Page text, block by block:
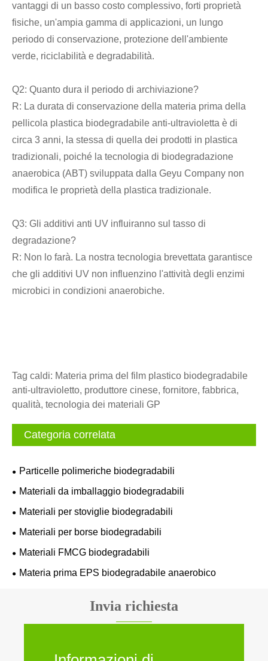
vantaggi di un basso costo complessivo, forti proprietà
fisiche, un'ampia gamma di applicazioni, un lungo
periodo di conservazione, protezione dell'ambiente
verde, riciclabilità e degradabilità.
Q2: Quanto dura il periodo di archiviazione?
R: La durata di conservazione della materia prima della
pellicola plastica biodegradabile anti-ultravioletta è di
circa 3 anni, la stessa di quella dei prodotti in plastica
tradizionali, poiché la tecnologia di biodegradazione
anaerobica (ABT) sviluppata dalla Geyu Company non
modifica le proprietà della plastica tradizionale.
Q3: Gli additivi anti UV influiranno sul tasso di
degradazione?
R: Non lo farà. La nostra tecnologia brevettata garantisce
che gli additivi UV non influenzino l'attività degli enzimi
microbici in condizioni anaerobiche.
Tag caldi: Materia prima del film plastico biodegradabile
anti-ultravioletto, produttore cinese, fornitore, fabbrica,
qualità, tecnologia dei materiali GP
Categoria correlata
Particelle polimeriche biodegradabili
Materiali da imballaggio biodegradabili
Materiali per stoviglie biodegradabili
Materiali per borse biodegradabili
Materiali FMCG biodegradabili
Materia prima EPS biodegradabile anaerobico
Invia richiesta